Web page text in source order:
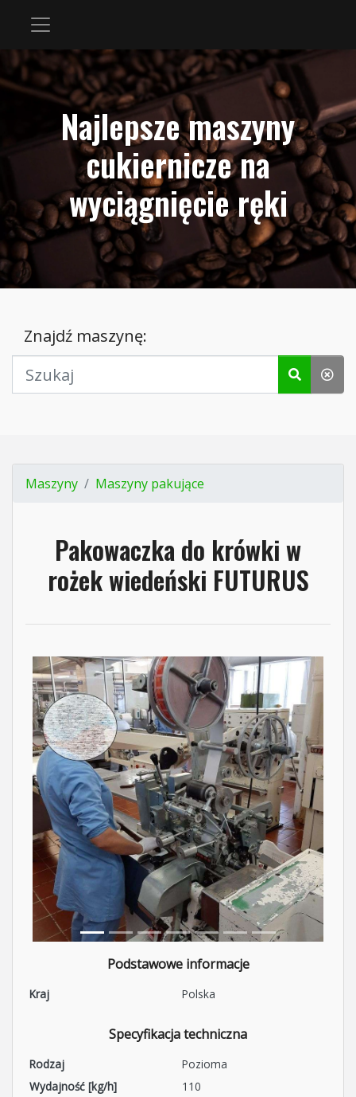
Najlepsze maszyny
cukiernicze na
wyciągnięcie ręki
Znajdź maszynę:
Maszyny Maszyny pakujące
Pakowaczka do krówki w
rożek wiedeński FUTURUS
Podstawowe informacje
Kraj Polska
Specyfikacja techniczna
Rodzaj
Pozioma
Wydajność [kg/h]
110